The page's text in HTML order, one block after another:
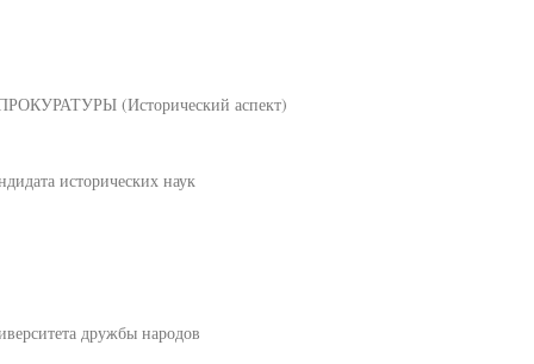
(Исторический аспект)
исторических наук
дружбы народов